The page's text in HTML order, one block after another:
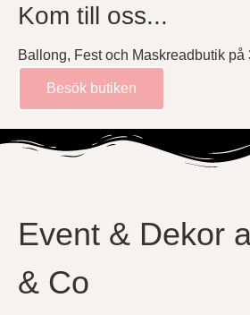
Kom till oss...
Ballong, Fest och Maskreadbutik på
Besök butiken
Event & Dekor
& Co